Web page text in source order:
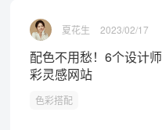
夏花生 2023/02/17
配色不用愁！6个设计
彩灵感网站
色彩搭配